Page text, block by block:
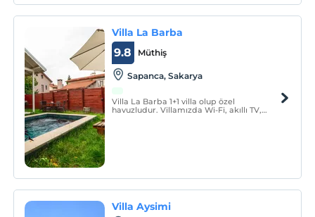
Villa La Barba
Müthiş
9.8
Sapanca, Sakarya
Villa La Barba 1+1 villa olup özel
havuzludur. Villamızda Wi-Fi, akıllı TV,
Villa Aysimi